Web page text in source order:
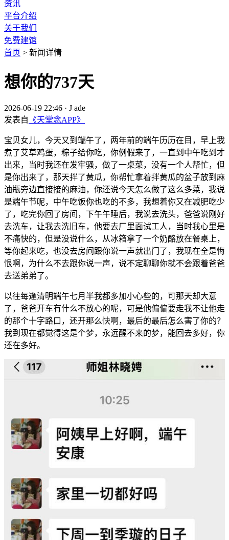
资讯
平台介绍
关于我们
免费建馆
首页 > 新闻详情
想你的737天
2026-06-19 22:46 · J ade
发表自 《天堂念APP》
宝贝女儿，今天又到端午了，两年前的端午历历在目，早上我
煮了艾草鸡蛋，粽子给你吃，你例假来了，一直到中午吃到才
出来，当时我还在发牢骚，做了一桌菜，没有一个人帮忙，但
是你出来了，那天拌了黄瓜，你帮忙拿着拌黄瓜的盆子放到麻
油瓶旁边直接接的麻油，你还说今天怎么做了这么多菜，我说
是端午节呢，中午吃饭你也吃的不多，我想着你又在减肥吃少
了，吃完你回了房间，下午午睡后，我说去洗头，爸爸说刚好
去洗车，让我去洗旧车，他要去厂里面试工人，当时我心里是
不痛快的，但是没说什么，从冰箱拿了一个奶酪放在餐桌上，
等你起来吃，也没去房间跟你说一声就出门了，我现在全是悔
恨啊，为什么不去跟你说一声，说不定聊聊你就不会跟着爸爸
去送弟弟了。
以往每逢清明端午七月半我都多加小心些的，可那天却大意
了，爸爸开车有什么不放心的呢，可是他偏偏要走我不让他走
的那个十字路口，还开那么快啊，最后的最后怎么害了你的？
我到现在都觉得这是个梦，永远醒不来的梦，能回去多好，你
还在多好。